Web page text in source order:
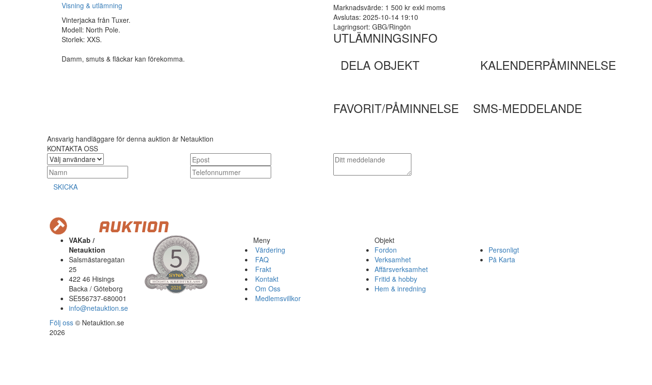
Visning & utlämning
Vinterjacka från Tuxer.
Modell: North Pole.
Storlek: XXS.
Damm, smuts & fläckar kan förekomma.
Marknadsvärde: 1 500 kr exkl moms
Avslutas: 2025-10-14 19:10
Lagringsort: GBG/Ringön
UTLÄMNINGSINFO
DELA OBJEKT
KALENDERPÅMINNELSE
FAVORIT/PÅMINNELSE SMS-MEDDELANDE
Ansvarig handläggare för denna auktion är Netauktion
KONTAKTA OSS
SKICKA
VAKab /
Netauktion
Salsmästaregatan
25
422 46 Hisings
Backa / Göteborg
SE556737-680001
info@netauktion.se
Följ oss © Netauktion.se
2026
Meny
Värdering
FAQ
Frakt
Kontakt
Om Oss
Medlemsvillkor
Objekt
Fordon
Verksamhet
Affärsverksamhet
Fritid & hobby
Hem & inredning
Personligt
På Karta